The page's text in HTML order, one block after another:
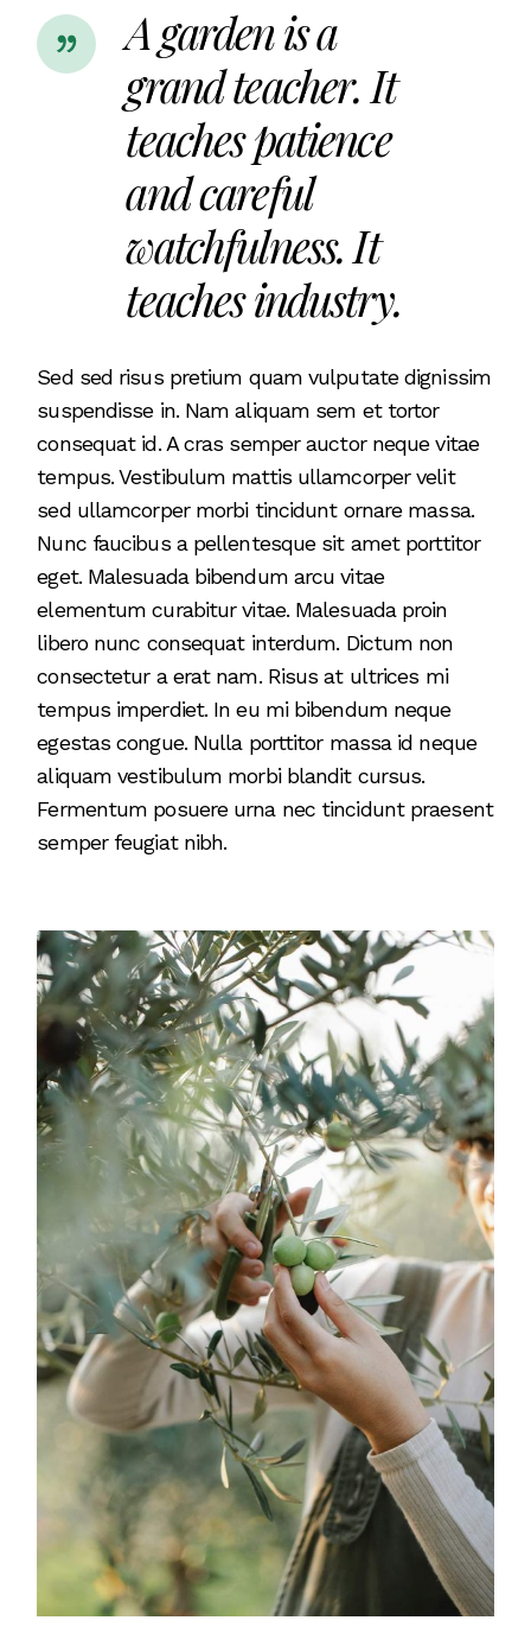
A garden is a
grand teacher. It
teaches patience
and careful
watchfulness. It
teaches industry.
Sed sed risus pretium quam vulputate dignissim
suspendisse in. Nam aliquam sem et tortor
consequat id. A cras semper auctor neque vitae
tempus. Vestibulum mattis ullamcorper velit
sed ullamcorper morbi tincidunt ornare massa.
Nunc faucibus a pellentesque sit amet porttitor
eget. Malesuada bibendum arcu vitae
elementum curabitur vitae. Malesuada proin
libero nunc consequat interdum. Dictum non
consectetur a erat nam. Risus at ultrices mi
tempus imperdiet. In eu mi bibendum neque
egestas congue. Nulla porttitor massa id neque
aliquam vestibulum morbi blandit cursus.
Fermentum posuere urna nec tincidunt praesent
semper feugiat nibh.